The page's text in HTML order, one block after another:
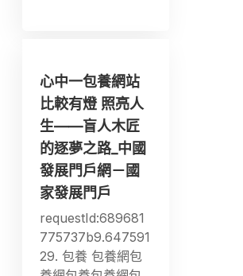
心中一包養網站
比較有燈 照亮人
生——盲人木匠
的逐夢之路_中國
發展門戶網－國
家發展門戶
requestId:689681
775737b9.647591
29. 包養 包養網包